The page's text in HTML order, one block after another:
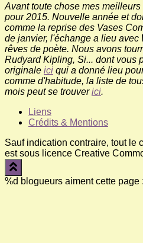
Avant toute chose mes
pour 2015. Nouvelle année et
comme la reprise des Vases
de janvier, l'échange a lieu avec
rêves de poète. Nous avons
Rudyard Kipling, Si... dont vous
originale ici qui a donné lieu
comme d'habitude, la liste de
mois peut se trouverici.
Liens
Crédits & Mentions
Sauf indication contraire, tout le
est sous licence Creative
%d blogueurs aiment cette page :